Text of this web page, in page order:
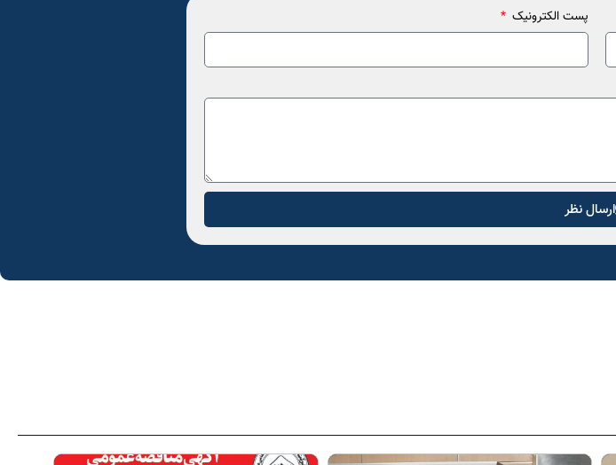
پست الکترونیک
ارسال نظر